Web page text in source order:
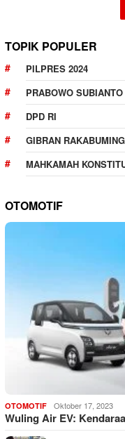
TOPIK POPULER
PILPRES 2024
PRABOWO SUBIANTO
DPD RI
GIBRAN
MAHKAMAH
OTOMOTIF
OTOMOTIF Oktober 17, 2023
Wuling Air EV: